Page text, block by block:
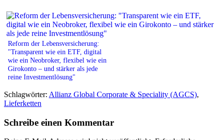
Reform der Lebensversicherung:
"Transparent wie ein ETF, digital
wie ein Neobroker, flexibel wie ein
Girokonto – und stärker als jede
reine Investmentlösung"
Schlagwörter: Allianz Global Corporate & Speciality (AGCS),
Lieferketten
Schreibe einen Kommentar